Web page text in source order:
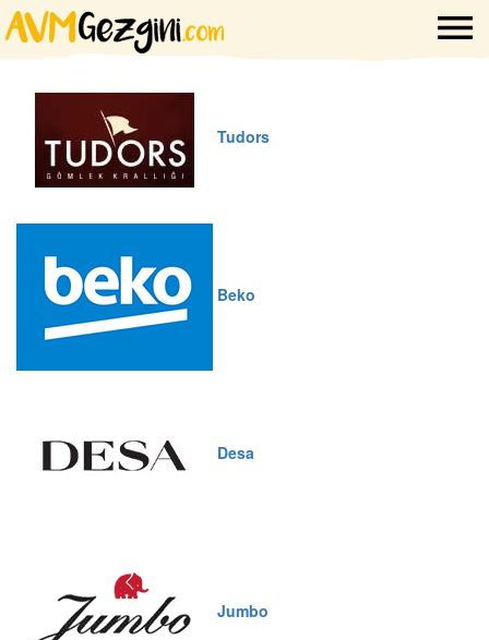
Tudors
Beko
Desa
Jumbo